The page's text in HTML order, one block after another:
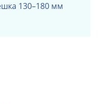
130–180 мм